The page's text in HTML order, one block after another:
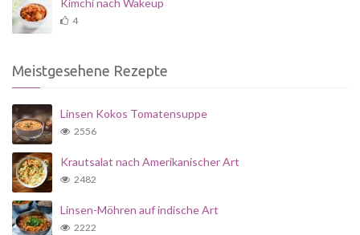
Kimchi nach Wakeup
4
Meistgesehene Rezepte
Linsen Kokos Tomatensuppe
2556
Krautsalat nach Amerikanischer Art
2482
Linsen-Möhren auf indische Art
2222